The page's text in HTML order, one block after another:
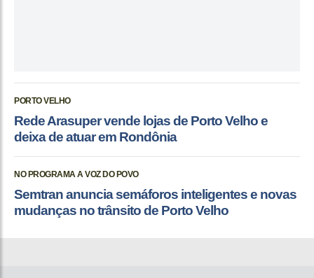
PORTO VELHO
Rede Arasuper vende lojas de Porto Velho e
deixa de atuar em Rondônia
NO PROGRAMA A VOZ DO POVO
Semtran anuncia semáforos inteligentes e novas
mudanças no trânsito de Porto Velho